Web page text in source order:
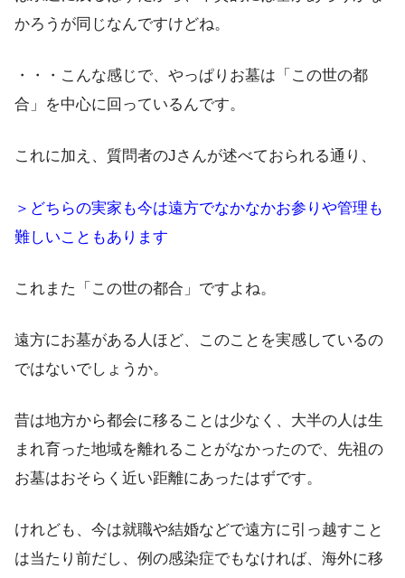
かろうが同じなんですけどね。
・・・こんな感じで、やっぱりお墓は「この世の都
合」を中心に回っているんです。
これに加え、質問者のJさんが述べておられる通り、
＞どちらの実家も今は遠方でなかなかお参りや管理も
難しいこともあります
これまた「この世の都合」ですよね。
遠方にお墓がある人ほど、このことを実感しているの
ではないでしょうか。
昔は地方から都会に移ることは少なく、大半の人は生
まれ育った地域を離れることがなかったので、先祖の
お墓はおそらく近い距離にあったはずです。
けれども、今は就職や結婚などで遠方に引っ越すこと
は当たり前だし、例の感染症でもなければ、海外に移